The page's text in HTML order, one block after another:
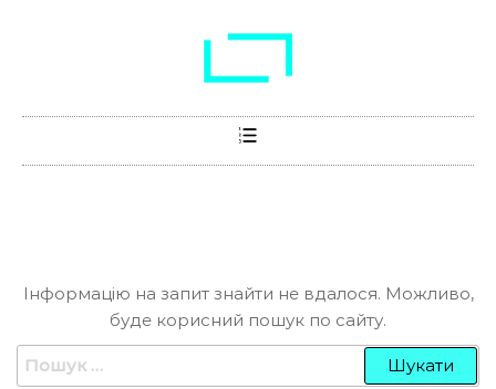
Інформацію на запит знайти не вдалося. Можливо,
буде корисний пошук по сайту.